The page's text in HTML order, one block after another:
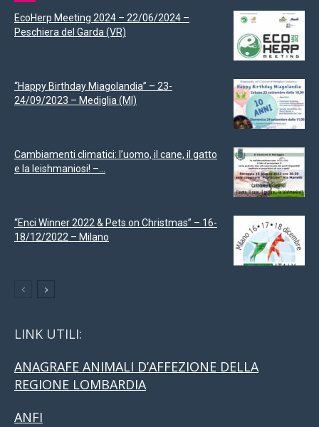
EcoHerp Meeting 2024 – 22/06/2024 –
Peschiera del Garda (VR)
“Happy Birthday Miagolandia” – 23-
24/09/2023 – Mediglia (MI)
Cambiamenti climatici: l’uomo, il cane, il gatto
e la leishmaniosi! –...
“Enci Winner 2022 & Pets on Christmas” – 16-
18/12/2022 – Milano
LINK UTILI:
ANAGRAFE ANIMALI D’AFFEZIONE DELLA
REGIONE LOMBARDIA
ANFI